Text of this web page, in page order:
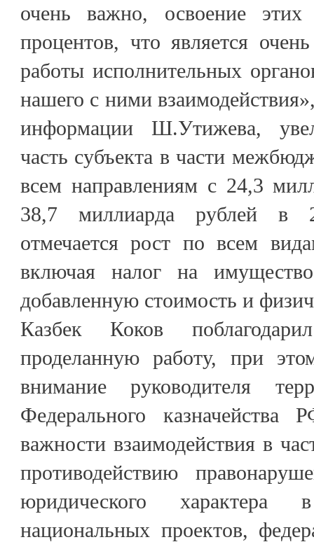
очень важно, освоение этих
процентов, что является
работы исполнительных
нашего с ними
информации Ш.Утижева,
часть субъекта в части
всем направлениям с 24,3
38,7 миллиарда рублей в
отмечается рост по всем
включая налог на
добавленную стоимость и
Казбек Коков
проделанную работу, при
внимание руководителя
Федерального
важности взаимодействия в
противодействию
юридического характера
национальных проектов,